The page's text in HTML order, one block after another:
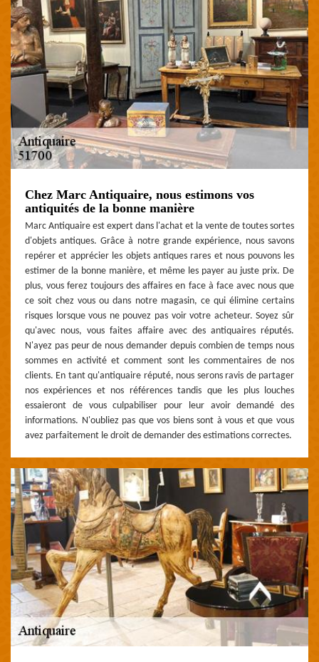
Chez Marc Antiquaire, nous estimons vos
antiquités de la bonne manière
Marc Antiquaire est expert dans l'achat et la vente de toutes sortes
d'objets antiques. Grâce à notre grande expérience, nous savons
repérer et apprécier les objets antiques rares et nous pouvons les
estimer de la bonne manière, et même les payer au juste prix. De
plus, vous ferez toujours des affaires en face à face avec nous que
ce soit chez vous ou dans notre magasin, ce qui élimine certains
risques lorsque vous ne pouvez pas voir votre acheteur. Soyez sûr
qu'avec nous, vous faites affaire avec des antiquaires réputés.
N'ayez pas peur de nous demander depuis combien de temps nous
sommes en activité et comment sont les commentaires de nos
clients. En tant qu'antiquaire réputé, nous serons ravis de partager
nos expériences et nos références tandis que les plus louches
essaieront de vous culpabiliser pour leur avoir demandé des
informations. N'oubliez pas que vos biens sont à vous et que vous
avez parfaitement le droit de demander des estimations correctes.